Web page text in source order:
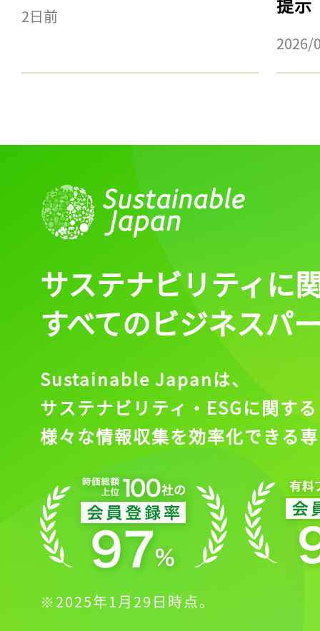
2日前
2026/
記事をお気に入りに
ログインが必
ログイン
会員登録
サステナビリティに
すべてのビジネスパ
Sustainable Japanは、
サステナビリティ・ESGに関する
様々な情報収集を効率化できる
※2025年1月29日時点。